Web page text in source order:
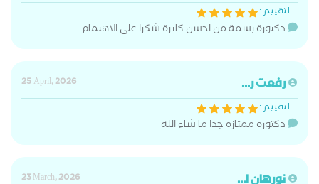
التقييم :
دكتورة بسمة من احسن كاترة شكرا على الاهتمام
رفعت ر...
25 April, 2026
التقييم :
دكتورة ممتازة جدا ما شاء الله
23 March, 2026